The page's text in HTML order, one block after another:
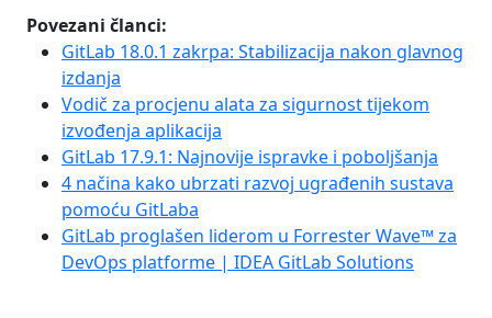
Povezani članci:
GitLab 18.0.1 zakrpa: Stabilizacija nakon glavnog
izdanja
Vodič za procjenu alata za sigurnost tijekom
izvođenja aplikacija
GitLab 17.9.1: Najnovije ispravke i poboljšanja
4 načina kako ubrzati razvoj ugrađenih sustava
pomoću GitLaba
GitLab proglašen liderom u Forrester Wave™ za
DevOps platforme | IDEA GitLab Solutions